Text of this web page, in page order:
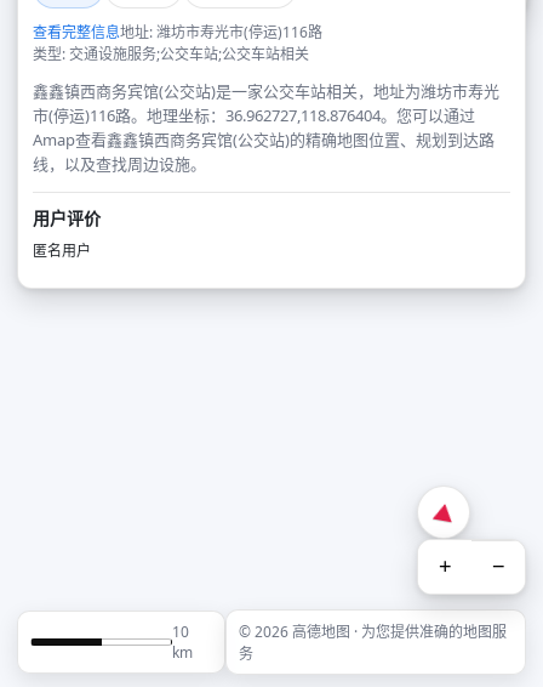
查看完整信息地址: 潍坊市寿光市(停运)116路
类型: 交通设施服务;公交车站;公交车站相关
鑫鑫镇西商务宾馆(公交站)是一家公交车站相关，地址为潍坊市寿光
市(停运)116路。地理坐标：36.962727,118.876404。您可以通过
Amap查看鑫鑫镇西商务宾馆(公交站)的精确地图位置、规划到达路
线，以及查找周边设施。
用户评价
匿名用户
+ −
10
km
© 2026 高德地图 · 为您提供准确的地图服
务